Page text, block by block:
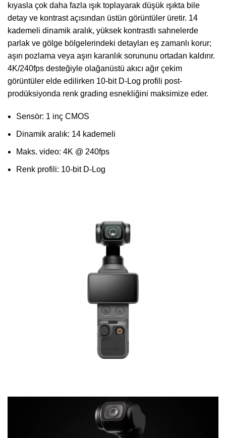
kıyasla çok daha fazla ışık toplayarak düşük ışıkta bile
detay ve kontrast açısından üstün görüntüler üretir. 14
kademeli dinamik aralık, yüksek kontrastlı sahnelerde
parlak ve gölge bölgelerindeki detayları eş zamanlı korur;
aşırı pozlama veya aşırı karanlık sorununu ortadan kaldırır.
4K/240fps desteğiyle olağanüstü akıcı ağır çekim
görüntüler elde edilirken 10-bit D-Log profili post-
prodüksiyonda renk grading esnekliğini maksimize eder.
Sensör: 1 inç CMOS
Dinamik aralık: 14 kademeli
Maks. video: 4K @ 240fps
Renk profili: 10-bit D-Log